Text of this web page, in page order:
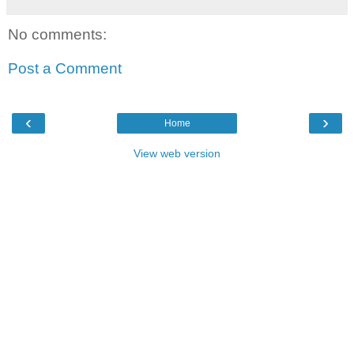
No comments:
Post a Comment
‹ ›
Home
View web version